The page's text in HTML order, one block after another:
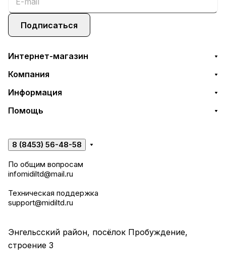
Подписаться
Интернет-магазин
Компания
Информация
Помощь
8 (8453) 56-48-58
По общим вопросам
infomidiltd@mail.ru
Техническая поддержка
support@midiltd.ru
Энгельсский район, посёлок Пробуждение,
строение 3